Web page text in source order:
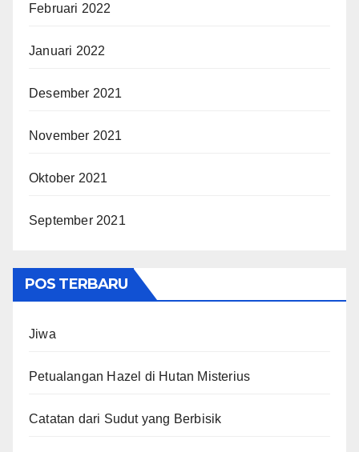
Februari 2022
Januari 2022
Desember 2021
November 2021
Oktober 2021
September 2021
POS TERBARU
Jiwa
Petualangan Hazel di Hutan Misterius
Catatan dari Sudut yang Berbisik